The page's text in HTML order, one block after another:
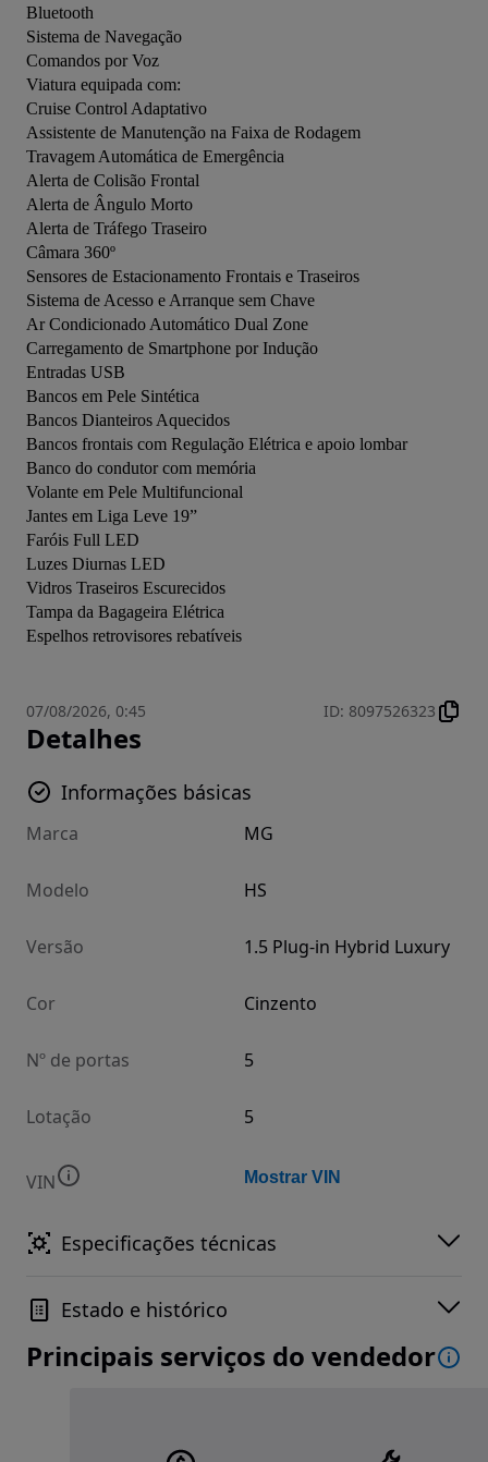
Bluetooth
Sistema de Navegação
Comandos por Voz
Viatura equipada com:
Cruise Control Adaptativo
Assistente de Manutenção na Faixa de Rodagem
Travagem Automática de Emergência
Alerta de Colisão Frontal
Alerta de Ângulo Morto
Alerta de Tráfego Traseiro
Câmara 360º
Sensores de Estacionamento Frontais e Traseiros
Sistema de Acesso e Arranque sem Chave
Ar Condicionado Automático Dual Zone
Carregamento de Smartphone por Indução
Entradas USB
Bancos em Pele Sintética
Bancos Dianteiros Aquecidos
Bancos frontais com Regulação Elétrica e apoio lombar
Banco do condutor com memória
Volante em Pele Multifuncional
Jantes em Liga Leve 19”
Faróis Full LED
Luzes Diurnas LED
Vidros Traseiros Escurecidos
Tampa da Bagageira Elétrica
07/08/2026, 0:45 ID: 8097526323
Detalhes
Informações básicas
Marca MG
Modelo HS
Versão 1.5 Plug-in Hybrid Luxury
Cor Cinzento
Nº de portas 5
Lotação 5
VIN Mostrar VIN
Especificações técnicas
Estado e histórico
Principais serviços do vendedor